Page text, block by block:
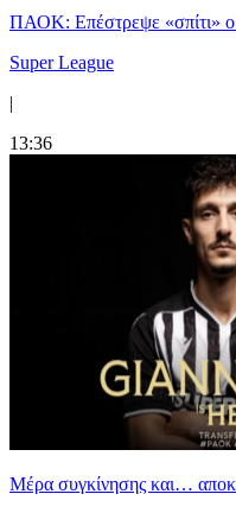
ΠΑΟΚ: Επέστρεψε «σπίτι» ο
Super League
|
13:36
Mέρα συγκίνησης και…